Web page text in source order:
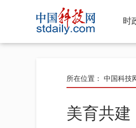
时
所在位置： 中国科技
美育共